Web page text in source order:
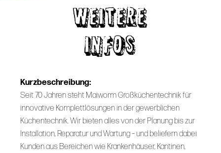
WEITERE
INFOS
Kurzbeschreibung:
Seit 70 Jahren steht Maiworm Großküchentechnik für
innovative Komplettlösungen in der gewerblichen
Küchentechnik. Wir bieten alles von der Planung bis zur
Installation, Reparatur und Wartung – und beliefern dabei
Kunden aus Bereichen wie Krankenhäuser, Kantinen,